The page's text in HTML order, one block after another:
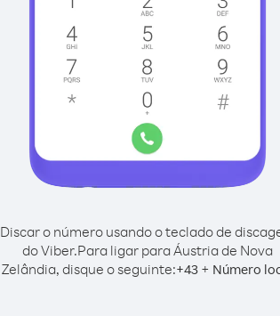
Discar o número usando o teclado de
do Viber.Para ligar para Áustria de Nova
Zelândia, disque o seguinte:+43+ Número